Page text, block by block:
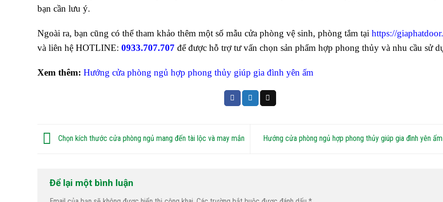
bạn cần lưu ý.
Ngoài ra, bạn cũng có thể tham khảo thêm một số mẫu cửa phòng vệ sinh, phòng tắm tại https://
và liên hệ HOTLINE: 0933.707.707 để được hỗ trợ tư vấn chọn sản phẩm hợp phong thủy và nhu cầu sử
Xem thêm: Hướng cửa phòng ngủ hợp phong thủy giúp gia đình yên ấm
Chọn kích thước cửa phòng ngủ mang đến tài lộc và may mắn Hướng cửa phòng ngủ hợp phong thủy giúp gia đình yên ấm
Để lại một bình luận